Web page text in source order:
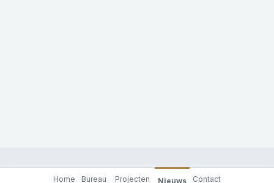
Home Bureau Projecten Nieuws Contact